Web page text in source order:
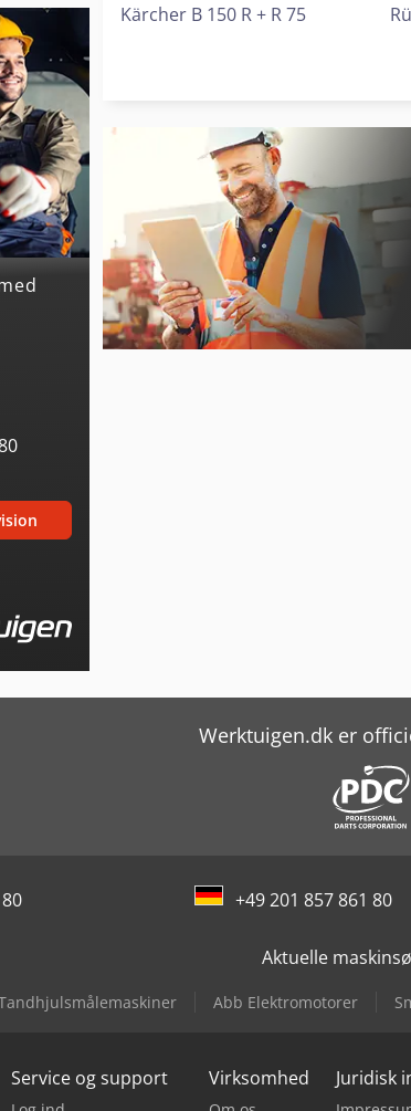
Kärcher B 150 R + R 75
Rausch Rsiz 6 / 1000 S
Werktuigen.dk er
+49 201 857 861 80
Aktuelle
Abb Elektromotorer
Service og support Virksomhed Juridisk